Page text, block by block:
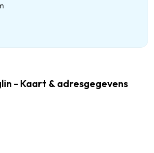
- Kaart & adresgegevens